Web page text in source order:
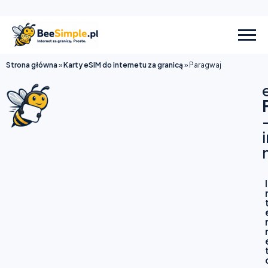
Strona główna»Karty eSIM do internetu za granicą» Paragwaj
I
r